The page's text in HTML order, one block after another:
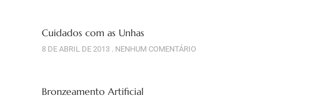
Cuidados com as Unhas
8 DE ABRIL DE 2013 NENHUM COMENTÁRIO
Bronzeamento Artificial